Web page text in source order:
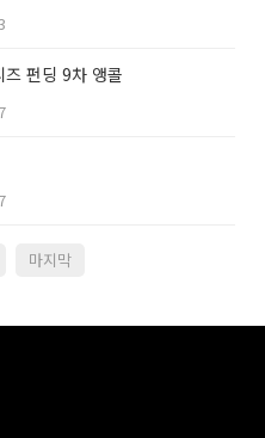
펀딩 9차 앵콜
마지막